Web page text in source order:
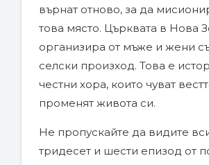
върнат отново, за да
това място. Църквата в Нова
организира от мъже и жени
селски произход. Това е
честни хора, които чуват
променят живота си.
Не пропускайте да видите
тридесет и шести епизод от